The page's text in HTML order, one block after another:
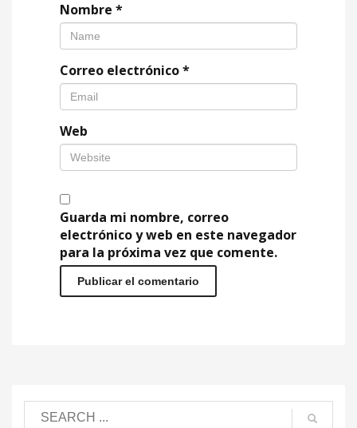
Nombre *
Correo electrónico*
Web
Guarda mi nombre, correo
electrónico y web en este navegador
para la próxima vez que comente.